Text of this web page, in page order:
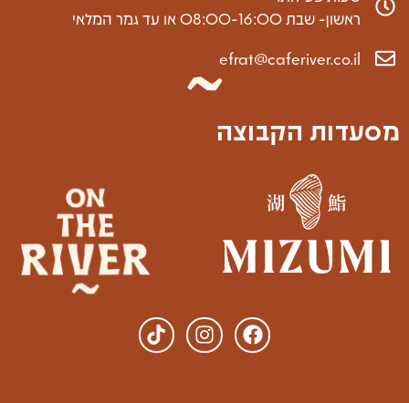
ראשון- שבת 08:00-16:00 או עד גמר המלאי
efrat@caferiver.co.il
מסעדות הקבוצה